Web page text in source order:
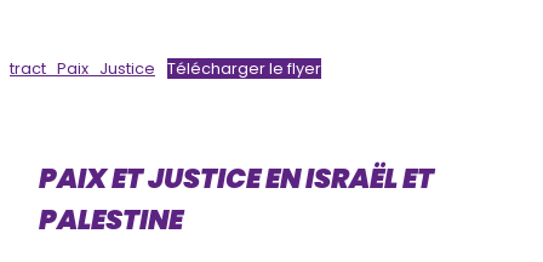
tract_Paix_Justice Télécharger le flyer
PAIX ET JUSTICE EN ISRAËL ET
PALESTINE